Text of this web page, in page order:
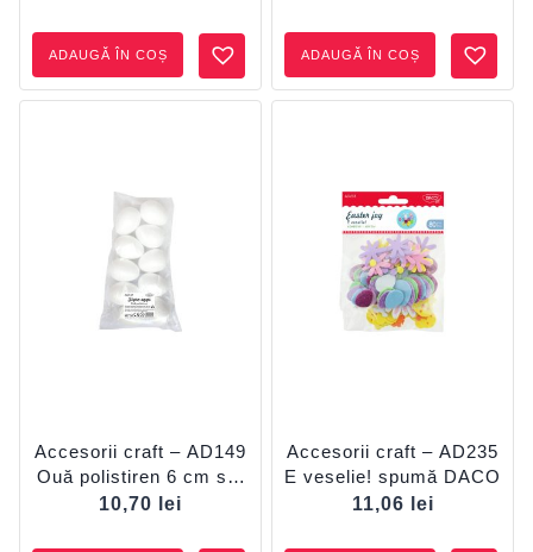
ADAUGĂ ÎN COȘ ADAUGĂ ÎN COȘ
Accesorii craft – AD149
Ouă polistiren 6 cm set
10 DACO
10,70 lei
Accesorii craft – AD235
E veselie! spumă DACO
11,06
lei